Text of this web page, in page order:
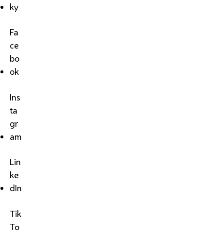
ky
Fa
ce
bo
ok
Ins
ta
gr
am
Lin
ke
dIn
Tik
To